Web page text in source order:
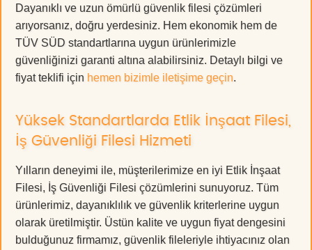
Dayanıklı ve uzun ömürlü güvenlik filesi çözümleri
arıyorsanız, doğru yerdesiniz. Hem ekonomik hem de
TÜV SÜD standartlarına uygun ürünlerimizle
güvenliğinizi garanti altına alabilirsiniz. Detaylı bilgi ve
fiyat teklifi için hemen bizimle iletişime geçin.
Yüksek Standartlarda Etlik İnşaat Filesi,
İş Güvenliği Filesi Hizmeti
Yılların deneyimi ile, müşterilerimize en iyi Etlik İnşaat
Filesi, İş Güvenliği Filesi çözümlerini sunuyoruz. Tüm
ürünlerimiz, dayanıklılık ve güvenlik kriterlerine uygun
olarak üretilmiştir. Üstün kalite ve uygun fiyat dengesini
bulduğunuz firmamız, güvenlik fileleriyle ihtiyacınız olan